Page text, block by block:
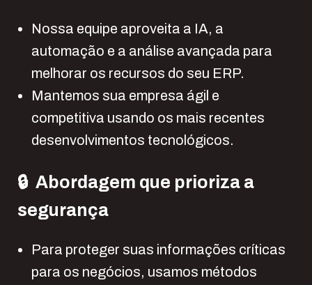
Nossa equipe aproveita a IA, a
automação e a análise avançada para
melhorar os recursos do seu ERP.
Mantemos sua empresa ágil e
competitiva usando os mais recentes
desenvolvimentos tecnológicos.
🔒 Abordagem que prioriza a
segurança
Para proteger suas informações críticas
para os negócios, usamos métodos